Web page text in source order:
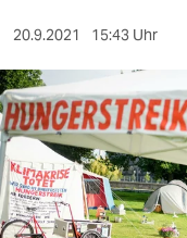
kultur
sport
berlin
nord
wahrheit
20.9.2021 15:43 Uhr